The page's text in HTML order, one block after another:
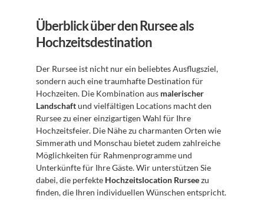
Überblick über den Rursee als
Hochzeitsdestination
Der Rursee ist nicht nur ein beliebtes Ausflugsziel,
sondern auch eine traumhafte Destination für
Hochzeiten. Die Kombination aus malerischer
Landschaft und vielfältigen Locations macht den
Rursee zu einer einzigartigen Wahl für Ihre
Hochzeitsfeier. Die Nähe zu charmanten Orten wie
Simmerath und Monschau bietet zudem zahlreiche
Möglichkeiten für Rahmenprogramme und
Unterkünfte für Ihre Gäste. Wir unterstützen Sie
dabei, die perfekte Hochzeitslocation Rursee zu
finden, die Ihren individuellen Wünschen entspricht.